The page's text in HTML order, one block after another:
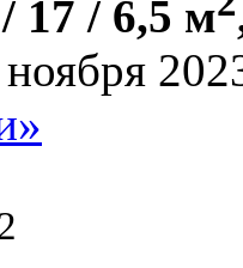
17 / 6,5 м